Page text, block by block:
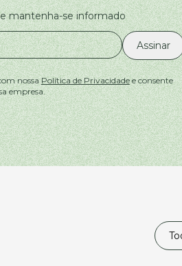
mantenha-se informado
Assinar
nossaPolítica de Privacidadee consente
empresa.